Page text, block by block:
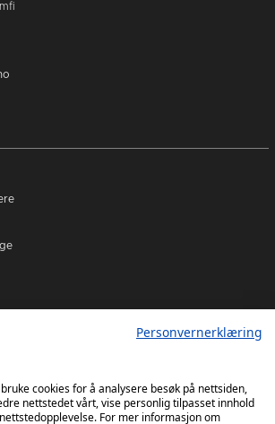
Personvernerklæring
cookies for å analysere besøk på nettsiden,
nettstedet vårt, vise personlig tilpasset innhold
For mer informasjon om